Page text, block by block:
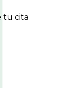
tu cita